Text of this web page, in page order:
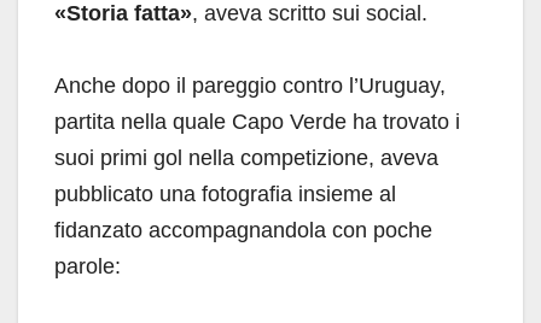
«Storia fatta», aveva scritto sui social.
Anche dopo il pareggio contro l’Uruguay,
partita nella quale Capo Verde ha trovato i
suoi primi gol nella competizione, aveva
pubblicato una fotografia insieme al
fidanzato accompagnandola con poche
parole: